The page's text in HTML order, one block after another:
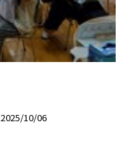
2025/10/06